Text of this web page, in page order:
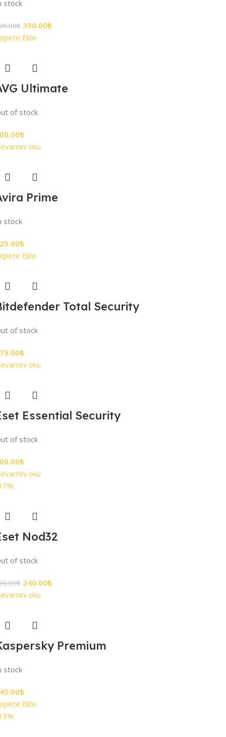
stock
₺ 390.00₺
Ekle
Ultimate
of stock
₺
oku
Prime
stock
₺
Ekle
Total Security
of stock
₺
oku
Essential Security
of stock
₺
oku
Nod32
of stock
₺ 240.00₺
oku
Premium
stock
₺
Ekle